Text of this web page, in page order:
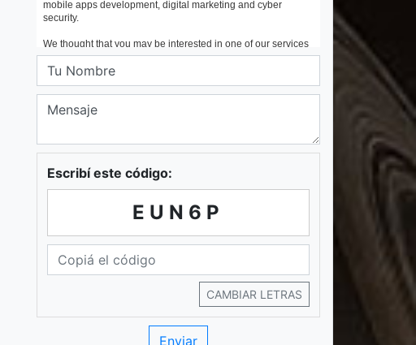
Escribí este código:
EUN6P
CAMBIAR LETRAS